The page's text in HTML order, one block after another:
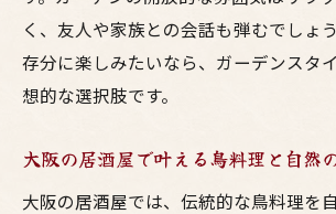
く、友人や家族との会話も弾むでしょ
存分に楽しみたいなら、ガーデンスタ
想的な選択肢です。
大阪の居酒屋で叶える鳥料理と自然
大阪の居酒屋では、伝統的な鳥料理を